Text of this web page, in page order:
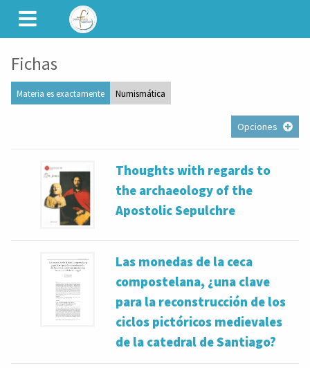
CAMINET
Fichas
Materia es exactamente Numismática
Opciones
Thoughts with regards to
the archaeology of the
Apostolic Sepulchre
Las monedas de la ceca
compostelana, ¿una clave
para la reconstrucción de los
ciclos pictóricos medievales
de la catedral de Santiago?